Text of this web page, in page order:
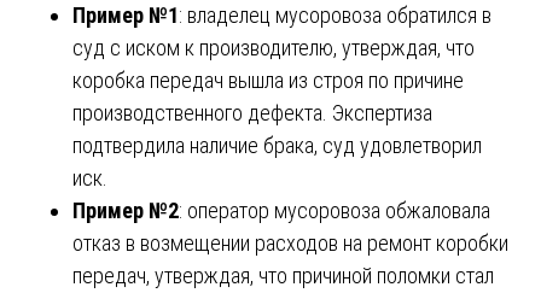
Пример №1: владелец мусоровоза обратился в
суд с иском к производителю, утверждая, что
коробка передач вышла из строя по причине
производственного дефекта. Экспертиза
подтвердила наличие брака, суд удовлетворил
иск.
Пример №2: оператор мусоровоза обжаловала
отказ в возмещении расходов на ремонт коробки
передач, утверждая, что причиной поломки стал